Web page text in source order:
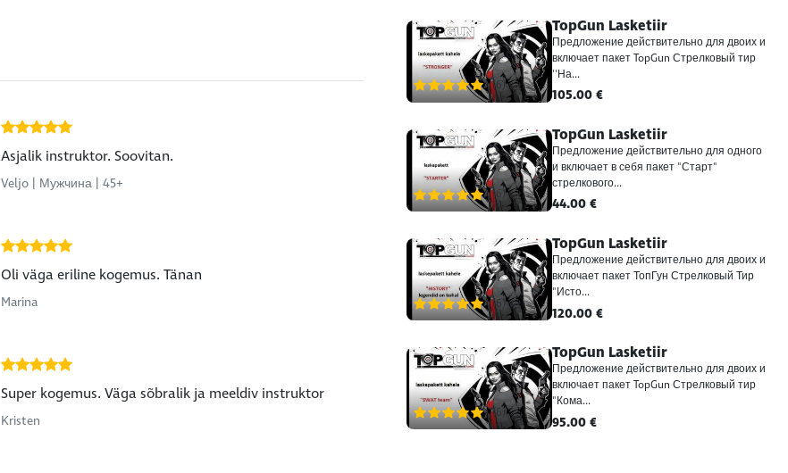
Asjalik instruktor. Soovitan.
Veljo | Мужчина | 45+
Oli väga eriline kogemus. Tänan
Marina
Super kogemus. Väga sõbralik ja meeldiv instruktor
Kristen
(6)
TopGun Lasketiir
Предложение действительно для двоих и
включает пакет TopGun Стрелковый тир
''На...
105.00 €
(6)
TopGun Lasketiir
Предложение действительно для одного
и включает в себя пакет "Старт"
стрелкового...
44.00 €
(6)
TopGun Lasketiir
Предложение действительно для двоих и
включает пакет ТопГун Стрелковый Тир
"Исто...
120.00 €
(6)
TopGun Lasketiir
Предложение действительно для двоих и
включает пакет TopGun Стрелковый тир
"Кома...
95.00 €